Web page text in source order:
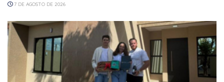
7 DE AGOSTO DE 2026